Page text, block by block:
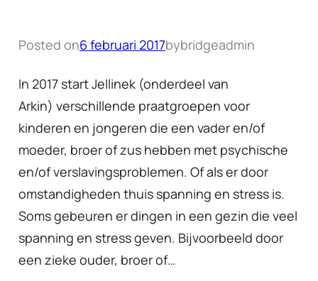
Posted on6 februari 2017bybridgeadmin
In 2017 start Jellinek (onderdeel van
Arkin) verschillende praatgroepen voor
kinderen en jongeren die een vader en/of
moeder, broer of zus hebben met psychische
en/of verslavingsproblemen. Of als er door
omstandigheden thuis spanning en stress is.
Soms gebeuren er dingen in een gezin die veel
spanning en stress geven. Bijvoorbeeld door
een zieke ouder, broer of…